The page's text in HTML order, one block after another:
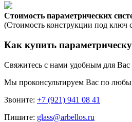
Стоимость параметрических
(Стоимость конструкции под ключ
Как купить
Свяжитесь с нами удобным для Вас
Мы проконсультируем Вас по
Звоните: +7 (921) 941 08 41
Пишите: glass@arbellos.ru